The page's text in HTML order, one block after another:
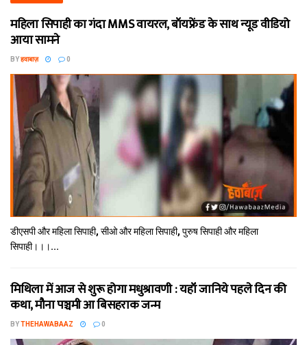
महिला सिपाही का गंदा MMS वायरल, बॉयफ्रेंड के साथ न्यूड वीडियो
आया सामने
BYहवाबाज़ 0
डीएसपी और महिला सिपाही, सीओ और महिला सिपाही, पुरुष सिपाही और महिला
सिपाही।।।...
मिथि‍ला में आज से शुरू होगा मधुश्रावणी : यहॉं जानिये पहले दिन की
कथा, मौना पञ्चमी आ बिसहराक जन्म
BYTHEHAWABAAZ 0